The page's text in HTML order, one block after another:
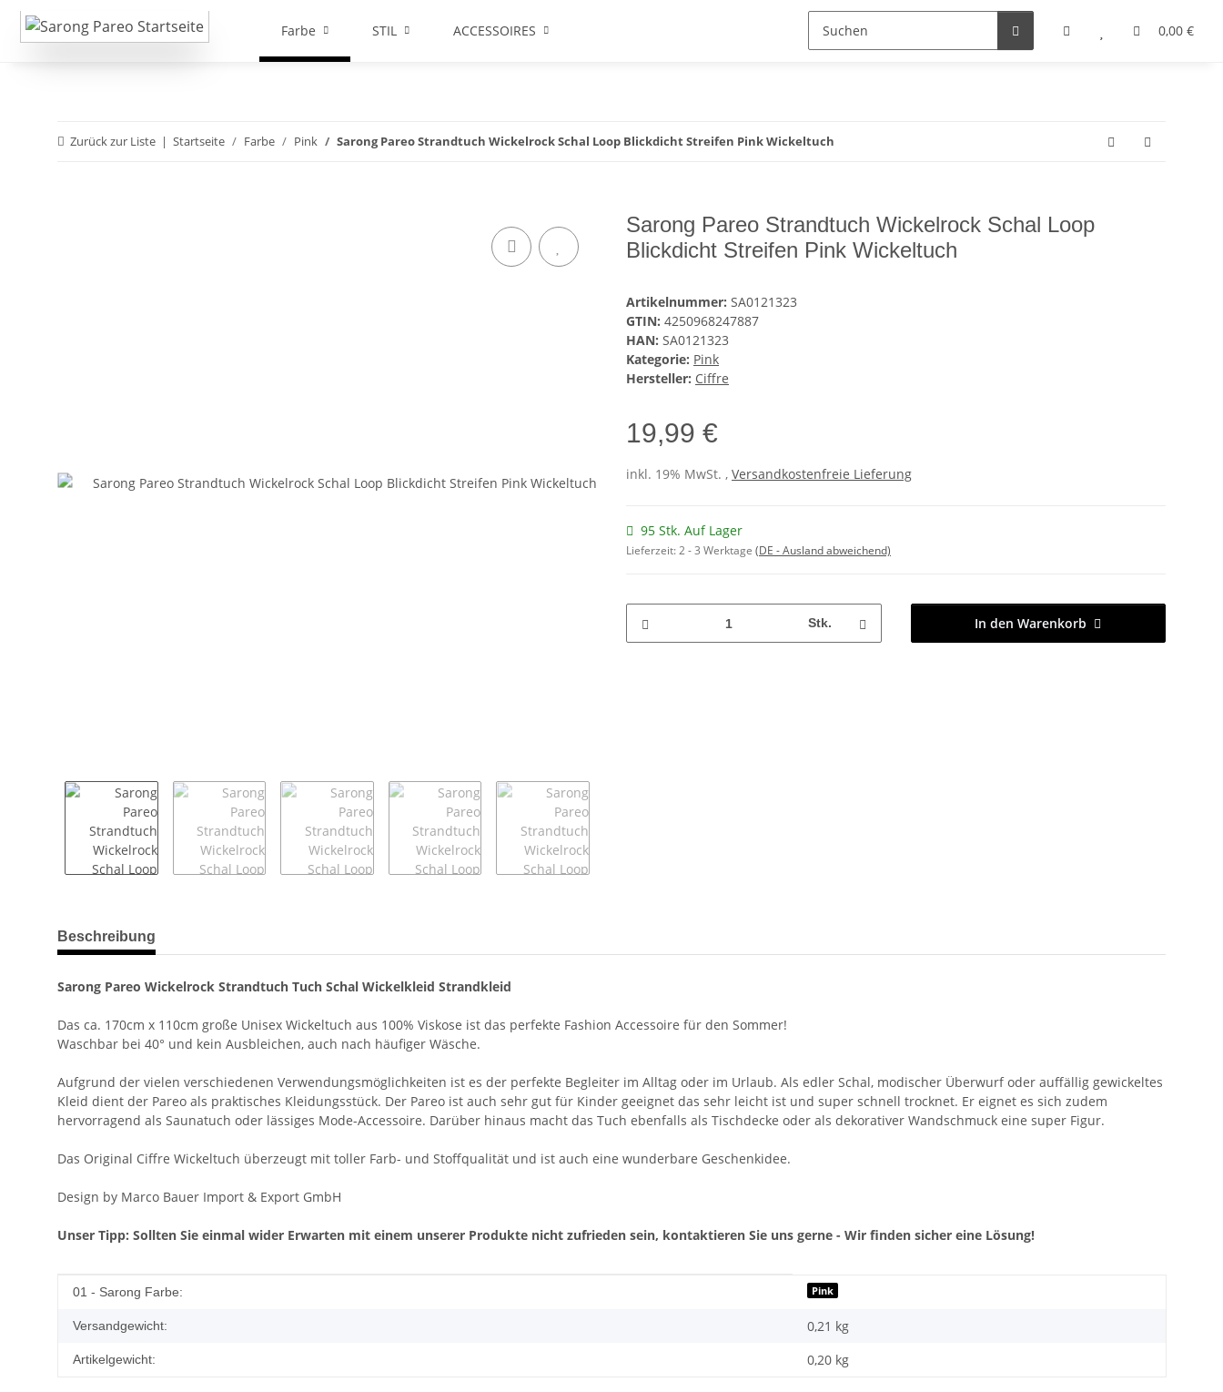
0,00 €
Farbe STIL ACCESSOIRES
Zurück zur Liste Startseite Farbe Pink Sarong Pareo Strandtuch Wickelrock Schal Loop Blickdicht Streifen Pink Wickeltuch
Sarong Pareo Strandtuch Wickelrock Schal Loop
Blickdicht Streifen Pink Wickeltuch
Artikelnummer: SA0121323
GTIN: 4250968247887
HAN: SA0121323
Kategorie: Pink
Hersteller: Ciffre
19,99 €
inkl. 19% MwSt. , Versandkostenfreie Lieferung
95 Stk. Auf Lager
Lieferzeit:2 - 3 Werktage (DE - Ausland abweichend)
Stk. In den Warenkorb
weitere Registerkarten anzeigen
Beschreibung
Sarong Pareo Wickelrock Strandtuch Tuch Schal Wickelkleid Strandkleid
Das ca. 170cm x 110cm große Unisex Wickeltuch aus 100% Viskose ist das perfekte Fashion Accessoire für den Sommer!
Waschbar bei 40° und kein Ausbleichen, auch nach häufiger Wäsche.
Aufgrund der vielen verschiedenen Verwendungsmöglichkeiten ist es der perfekte Begleiter im Alltag oder im Urlaub. Als edler Schal, modischer Überwurf oder auffällig gewickeltes
Kleid dient der Pareo als praktisches Kleidungsstück. Der Pareo ist auch sehr gut für Kinder geeignet das sehr leicht ist und super schnell trocknet. Er eignet es sich zudem
hervorragend als Saunatuch oder lässiges Mode-Accessoire. Darüber hinaus macht das Tuch ebenfalls als Tischdecke oder als dekorativer Wandschmuck eine super Figur.
Das Original Ciffre Wickeltuch überzeugt mit toller Farb- und Stoffqualität und ist auch eine wunderbare Geschenkidee.
Design by Marco Bauer Import & Export GmbH
Unser Tipp: Sollten Sie einmal wider Erwarten mit einem unserer Produkte nicht zufrieden sein, kontaktieren Sie uns gerne - Wir finden sicher eine Lösung!
Produkteigenschaft
Wert
01 - Sarong Farbe: Pink
Versandgewicht: 0,21 kg
Artikelgewicht: 0,20 kg